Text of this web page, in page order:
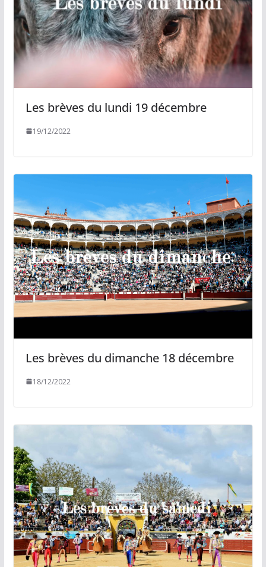
Les brèves du lundi 19 décembre
19/12/2022
Les brèves du dimanche 18 décembre
18/12/2022